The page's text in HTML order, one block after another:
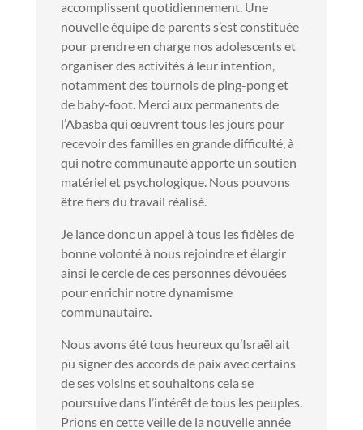
accomplissent quotidiennement. Une
nouvelle équipe de parents s’est constituée
pour prendre en charge nos adolescents et
organiser des activités à leur intention,
notamment des tournois de ping-pong et
de baby-foot. Merci aux permanents de
l’Abasba qui œuvrent tous les jours pour
recevoir des familles en grande difficulté, à
qui notre communauté apporte un soutien
matériel et psychologique. Nous pouvons
être fiers du travail réalisé.
Je lance donc un appel à tous les fidèles de
bonne volonté à nous rejoindre et élargir
ainsi le cercle de ces personnes dévouées
pour enrichir notre dynamisme
communautaire.
Nous avons été tous heureux qu’Israël ait
pu signer des accords de paix avec certains
de ses voisins et souhaitons cela se
poursuive dans l’intérêt de tous les peuples.
Prions en cette veille de la nouvelle année